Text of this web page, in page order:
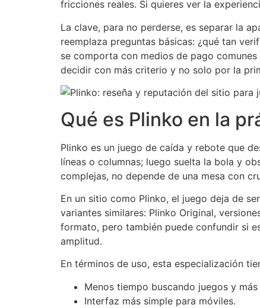
fricciones reales. Si quieres ver la
La clave, para no perderse, es separar la
reemplaza preguntas básicas: ¿qué tan
se comporta con medios de pago
decidir con más criterio y no solo por la
Qué es Plinko en la
Plinko es un juego de caída y rebote que
líneas o columnas; luego suelta la bola y
complejas, no depende de una mesa con
En un sitio como Plinko, el juego deja de
variantes similares: Plinko Original,
formato, pero también puede confundir si
amplitud.
En términos de uso, esta especialización
Menos tiempo buscando juegos y
Interfaz más simple para móviles.